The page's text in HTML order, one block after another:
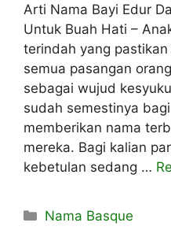
Arti Nama Bayi Edur
Untuk Buah Hati –
terindah yang
semua pasangan
sebagai wujud
sudah semestinya
memberikan nama
mereka. Bagi kalian
kebetulan sedang …
Kategori
Nama Basque